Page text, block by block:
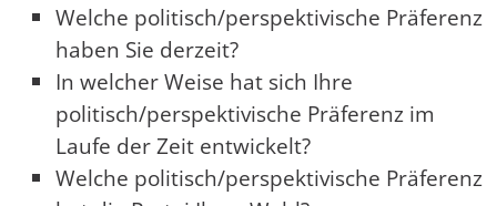
Welche politisch/perspektivische Präferenz
haben Sie derzeit?
In welcher Weise hat sich Ihre
politisch/perspektivische Präferenz im
Laufe der Zeit entwickelt?
Welche politisch/perspektivische Präferenz